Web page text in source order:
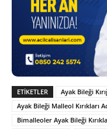
ETIKETLER Ayak Bileği
Ayak Bileği Malleol Kırıkları
Bimalleoler Ayak Bileği